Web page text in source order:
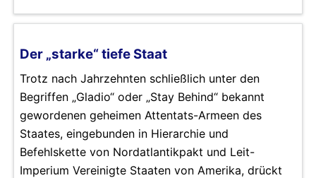
Der „starke“ tiefe Staat
Trotz nach Jahrzehnten schließlich unter den
Begriffen „Gladio“ oder „Stay Behind“ bekannt
gewordenen geheimen Attentats-Armeen des
Staates, eingebunden in Hierarchie und
Befehlskette von Nordatlantikpakt und Leit-
Imperium Vereinigte Staaten von Amerika, drückt